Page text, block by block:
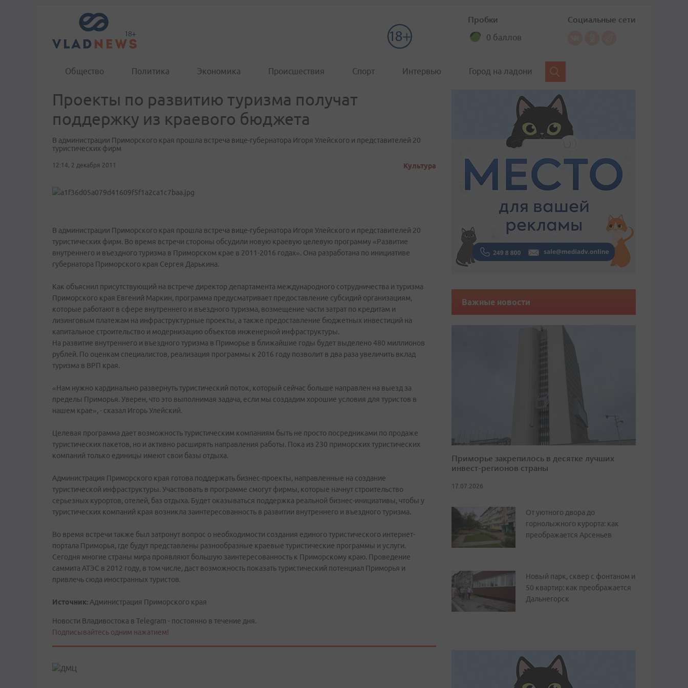
Пробки
0 баллов
Социальные сети
Общество Политика Экономика Происшествия Спорт Интервью Город на ладони
Проекты по развитию туризма получат
поддержку из краевого бюджета
В администрации Приморского края прошла встреча вице-губернатора Игоря Улейского и представителей 20
туристических фирм
12:14, 2 декабря 2011 Культура
В администрации Приморского края прошла встреча вице-губернатора Игоря Улейского и представителей 20
туристических фирм. Во время встречи стороны обсудили новую краевую целевую программу «Развитие
внутреннего и въездного туризма в Приморском крае в 2011-2016 годах». Она разработана по инициативе
губернатора Приморского края Сергея Дарькина.
Как объяснил присутствующий на встрече директор департамента международного сотрудничества и туризма
Приморского края Евгений Маркин, программа предусматривает предоставление субсидий организациям,
которые работают в сфере внутреннего и въездного туризма, возмещение части затрат по кредитам и
лизинговым платежам на инфраструктурные проекты, а также предоставление бюджетных инвестиций на
капитальное строительство и модернизацию объектов инженерной инфраструктуры.
На развитие внутреннего и въездного туризма в Приморье в ближайшие годы будет выделено 480 миллионов
рублей. По оценкам специалистов, реализация программы к 2016 году позволит в два раза увеличить вклад
туризма в ВРП края.
«Нам нужно кардинально развернуть туристический поток, который сейчас больше направлен на выезд за
пределы Приморья. Уверен, что это выполнимая задача, если мы создадим хорошие условия для туристов в
нашем крае», - сказал Игорь Улейский.
Целевая программа дает возможность туристическим компаниям быть не просто посредниками по продаже
туристических пакетов, но и активно расширять направления работы. Пока из 230 приморских туристических
компаний только единицы имеют свои базы отдыха.
Администрация Приморского края готова поддержать бизнес-проекты, направленные на создание
туристической инфраструктуры. Участвовать в программе смогут фирмы, которые начнут строительство
серьезных курортов, отелей, баз отдыха. Будет оказываться поддержка реальной бизнес-инициативы, чтобы у
туристических компаний края возникла заинтересованность в развитии внутреннего и въездного туризма.
Во время встречи также был затронут вопрос о необходимости создания единого туристического интернет-
портала Приморья, где будут представлены разнообразные краевые туристические программы и услуги.
Сегодня многие страны мира проявляют большую заинтересованность к Приморскому краю. Проведение
саммита АТЭС в 2012 году, в том числе, даст возможность показать туристический потенциал Приморья и
привлечь сюда иностранных туристов.
Источник: Администрация Приморского края
Новости Владивостока в Telegram - постоянно в течение дня.
Подписывайтесь одним нажатием!
Важные новости
Приморье закрепилось в десятке лучших
инвест-регионов страны
17.07.2026
От уютного двора до
горнолыжного курорта: как
преображается Арсеньев
Новый парк, сквер с фонтаном и
50 квартир: как преображается
Дальнегорск